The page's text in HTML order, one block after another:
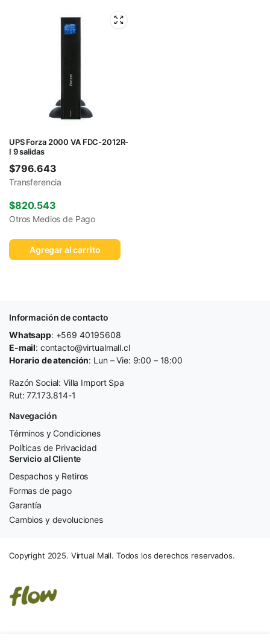
UPS Forza 2000 VA FDC-2012R-
I 9 salidas
$796.643
Transferencia
$820.543
Otros Medios de Pago
Agregar al carrito
Información de contacto
Whatsapp: +569 40195608
E-mail: contacto@virtualmall.cl
Horario de atención: Lun – Vie: 9:00 – 18:00
Razón Social: Villa Import Spa
Rut: 77.173.814-1
Navegación
Términos y Condiciones
Políticas de Privacidad
Servicio al Cliente
Despachos y Retiros
Formas de pago
Garantía
Cambios y devoluciones
Copyright 2025. Virtual Mall. Todos los derechos reservados.